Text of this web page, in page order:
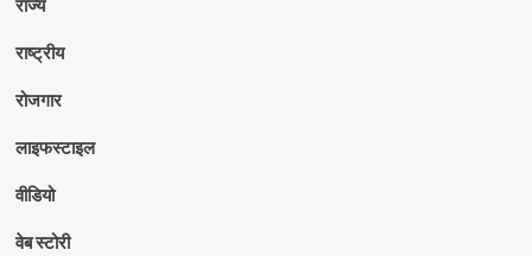
राज्य
राष्ट्रीय
रोजगार
लाइफस्टाइल
वीडियो
वेब स्टोरी